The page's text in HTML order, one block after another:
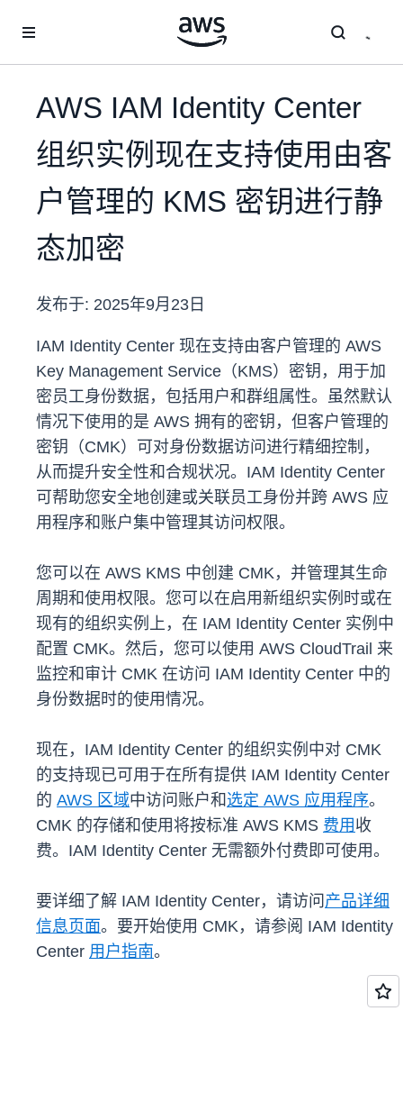
AWS IAM Identity Center
组织实例现在支持使用由客
户管理的 KMS 密钥进行静
态加密
发布于: 2025年9月23日
IAM Identity Center 现在支持由客户管理的 AWS
Key Management Service（KMS）密钥，用于加
密员工身份数据，包括用户和群组属性。虽然默认
情况下使用的是 AWS 拥有的密钥，但客户管理的
密钥（CMK）可对身份数据访问进行精细控制，
从而提升安全性和合规状况。IAM Identity Center
可帮助您安全地创建或关联员工身份并跨 AWS 应
用程序和账户集中管理其访问权限。
您可以在 AWS KMS 中创建 CMK，并管理其生命
周期和使用权限。您可以在启用新组织实例时或在
现有的组织实例上，在 IAM Identity Center 实例中
配置 CMK。然后，您可以使用 AWS CloudTrail 来
监控和审计 CMK 在访问 IAM Identity Center 中的
身份数据时的使用情况。
现在，IAM Identity Center 的组织实例中对 CMK
的支持现已可用于在所有提供 IAM Identity Center
的 AWS 区域中访问账户和 选定 AWS 应用程序。
CMK 的存储和使用将按标准 AWS KMS 费用 收
费。IAM Identity Center 无需额外付费即可使用。
要详细了解 IAM Identity Center，请访问 产品详细
信息页面。要开始使用 CMK，请参阅 IAM Identity
Center 用户指南。